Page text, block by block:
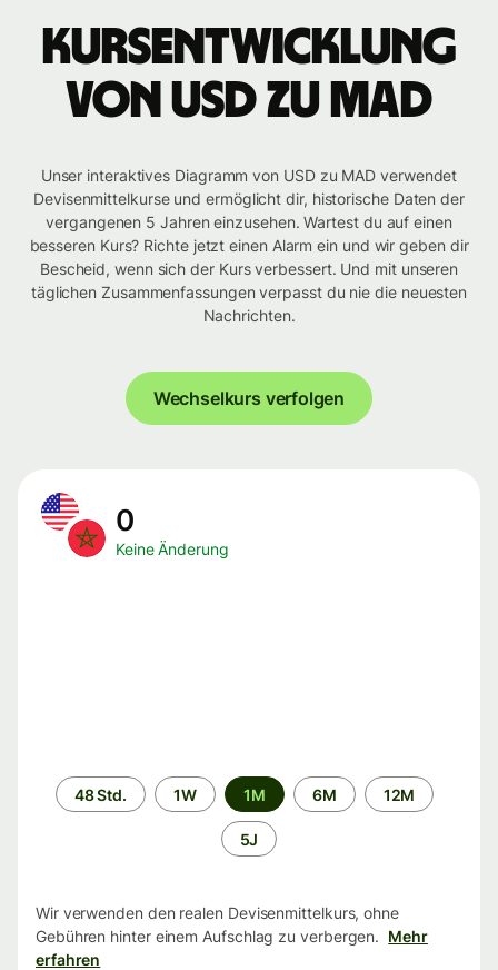
Kursentwicklung
von USD zu MAD
Unser interaktives Diagramm von USD zu MAD verwendet
Devisenmittelkurse und ermöglicht dir, historische Daten der
vergangenen 5 Jahren einzusehen. Wartest du auf einen
besseren Kurs? Richte jetzt einen Alarm ein und wir geben dir
Bescheid, wenn sich der Kurs verbessert. Und mit unseren
täglichen Zusammenfassungen verpasst du nie die neuesten
Nachrichten.
Wechselkurs verfolgen
0
Keine Änderung
Zeitraum
48 Std. 1W 1M 6M 12M
5J
Wir verwenden den realen Devisenmittelkurs, ohne
Gebühren hinter einem Aufschlag zu verbergen. Mehr
erfahren